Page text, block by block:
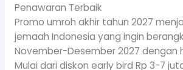
Penawaran Terbaik
Promo umroh akhir tahun 2027
jemaah Indonesia yang ingin
November-Desember 2027 dengan
Mulai dari diskon early bird Rp 3-7